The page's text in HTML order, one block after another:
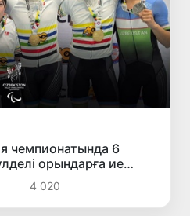
чемпионатында 6
орындарға ие
4 020